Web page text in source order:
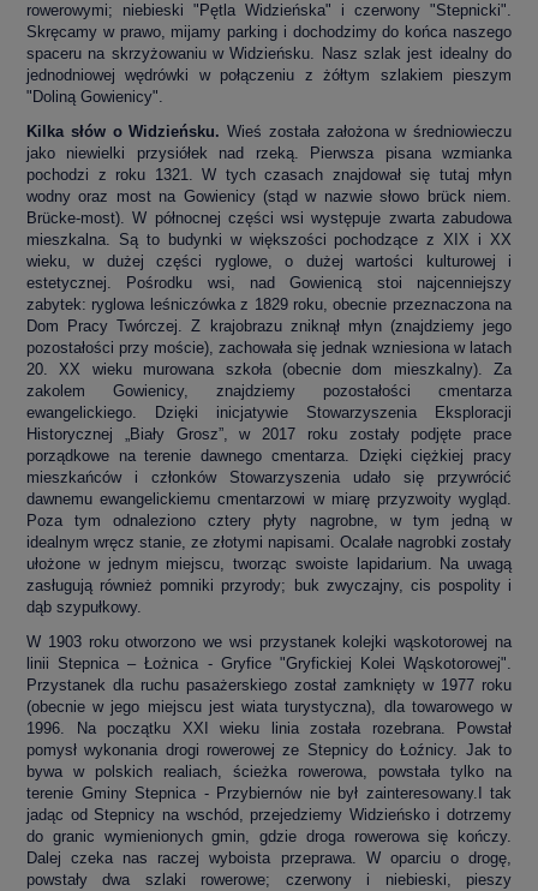
rowerowymi; niebieski "Pętla Widzieńska" i czerwony "Stepnicki".
Skręcamy w prawo, mijamy parking i dochodzimy do końca naszego
spaceru na skrzyżowaniu w Widzieńsku. Nasz szlak jest idealny do
jednodniowej wędrówki w połączeniu z żółtym szlakiem pieszym
"Doliną Gowienicy".
Kilka słów o Widzieńsku. Wieś została założona w średniowieczu
jako niewielki przysiółek nad rzeką. Pierwsza pisana wzmianka
pochodzi z roku 1321. W tych czasach znajdował się tutaj młyn
wodny oraz most na Gowienicy (stąd w nazwie słowo brück niem.
Brücke-most). W północnej części wsi występuje zwarta zabudowa
mieszkalna. Są to budynki w większości pochodzące z XIX i XX
wieku, w dużej części ryglowe, o dużej wartości kulturowej i
estetycznej. Pośrodku wsi, nad Gowienicą stoi najcenniejszy
zabytek: ryglowa leśniczówka z 1829 roku, obecnie przeznaczona na
Dom Pracy Twórczej. Z krajobrazu zniknął młyn (znajdziemy jego
pozostałości przy moście), zachowała się jednak wzniesiona w latach
20. XX wieku murowana szkoła (obecnie dom mieszkalny). Za
zakolem Gowienicy, znajdziemy pozostałości cmentarza
ewangelickiego. Dzięki inicjatywie Stowarzyszenia Eksploracji
Historycznej „Biały Grosz”, w 2017 roku zostały podjęte prace
porządkowe na terenie dawnego cmentarza. Dzięki ciężkiej pracy
mieszkańców i członków Stowarzyszenia udało się przywrócić
dawnemu ewangelickiemu cmentarzowi w miarę przyzwoity wygląd.
Poza tym odnaleziono cztery płyty nagrobne, w tym jedną w
idealnym wręcz stanie, ze złotymi napisami. Ocalałe nagrobki zostały
ułożone w jednym miejscu, tworząc swoiste lapidarium. Na uwagą
zasługują również pomniki przyrody; buk zwyczajny, cis pospolity i
dąb szypułkowy.
W 1903 roku otworzono we wsi przystanek kolejki wąskotorowej na
linii Stepnica – Łożnica - Gryfice "Gryfickiej Kolei Wąskotorowej".
Przystanek dla ruchu pasażerskiego został zamknięty w 1977 roku
(obecnie w jego miejscu jest wiata turystyczna), dla towarowego w
1996. Na początku XXI wieku linia została rozebrana. Powstał
pomysł wykonania drogi rowerowej ze Stepnicy do Łoźnicy. Jak to
bywa w polskich realiach, ścieżka rowerowa, powstała tylko na
terenie Gminy Stepnica - Przybiernów nie był zainteresowany.I tak
jadąc od Stepnicy na wschód, przejedziemy Widzieńsko i dotrzemy
do granic wymienionych gmin, gdzie droga rowerowa się kończy.
Dalej czeka nas raczej wyboista przeprawa. W oparciu o drogę,
powstały dwa szlaki rowerowe; czerwony i niebieski, pieszy